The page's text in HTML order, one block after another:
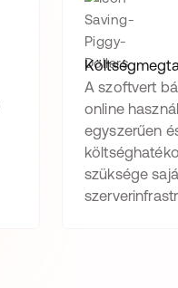
A szoftvert
online
egyszerűen
szüksége